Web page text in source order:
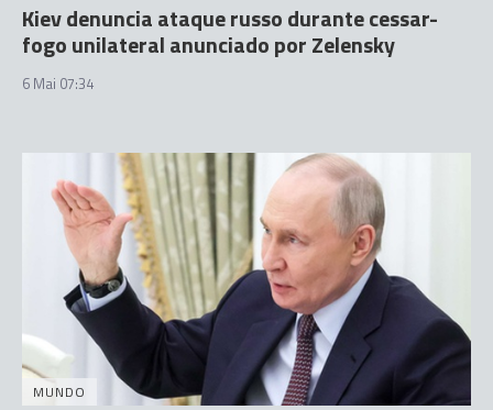
Kiev denuncia ataque russo durante cessar-
fogo unilateral anunciado por Zelensky
6 Mai 07:34
MUNDO